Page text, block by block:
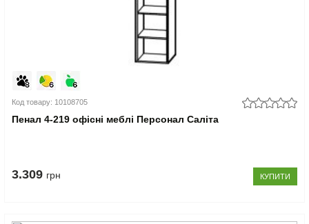
Код товару: 10108705
Пенал 4-219 офісні меблі Персонал Саліта
3.309 грн КУПИТИ